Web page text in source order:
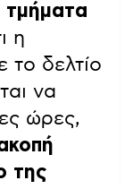
η
δελτίο
να
ώρες,
της